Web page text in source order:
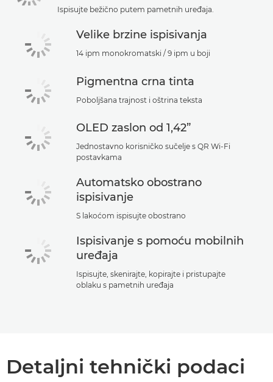
Ispisujte bežično putem pametnih uređaja.
Velike brzine ispisivanja
14 ipm monokromatski / 9 ipm u boji
Pigmentna crna tinta
Poboljšana trajnost i oštrina teksta
OLED zaslon od 1,42”
Jednostavno korisničko sučelje s QR Wi-Fi
postavkama
Automatsko obostrano
ispisivanje
S lakoćom ispisujte obostrano
Ispisivanje s pomoću mobilnih
uređaja
Ispisujte, skenirajte, kopirajte i pristupajte
oblaku s pametnih uređaja
Detaljni tehnički podaci